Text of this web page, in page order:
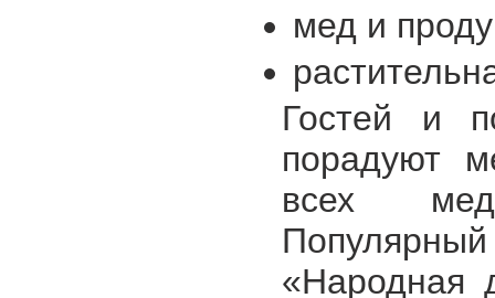
мед и
Гостей и
порадуют
всех
«Народная